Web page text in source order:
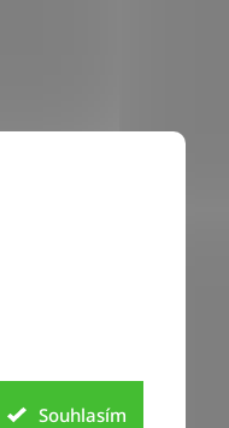
Souhlasím